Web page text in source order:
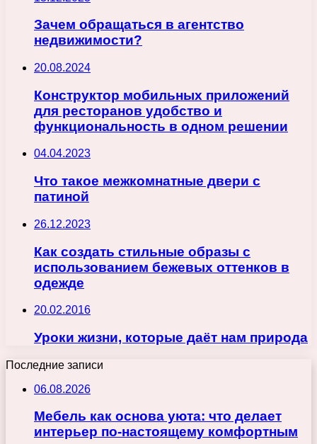
Зачем обращаться в агентство
недвижимости?
20.08.2024
Конструктор мобильных приложений
для ресторанов удобство и
функциональность в одном решении
04.04.2023
Что такое межкомнатные двери с
патиной
26.12.2023
Как создать стильные образы с
использованием бежевых оттенков в
одежде
20.02.2016
Уроки жизни, которые даёт нам природа
Последние записи
06.08.2026
Мебель как основа уюта: что делает
интерьер по-настоящему комфортным